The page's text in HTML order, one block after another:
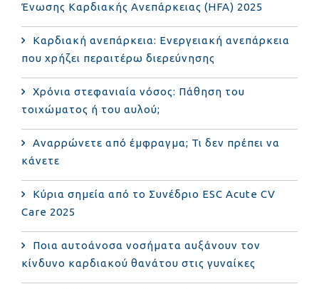
Ένωσης Καρδιακής Ανεπάρκειας (HFA) 2025
Καρδιακή ανεπάρκεια: Ενεργειακή ανεπάρκεια
που χρήζει περαιτέρω διερεύνησης
Χρόνια στεφανιαία νόσος: Πάθηση του
τοιχώματος ή του αυλού;
Αναρρώνετε από έμφραγμα; Τι δεν πρέπει να
κάνετε
Κύρια σημεία από το Συνέδριο ESC Acute CV
Care 2025
Ποια αυτοάνοσα νοσήματα αυξάνουν τον
κίνδυνο καρδιακού θανάτου στις γυναίκες